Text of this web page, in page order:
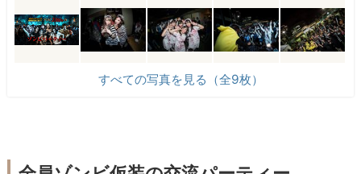
すべての写真を見る（全9枚）